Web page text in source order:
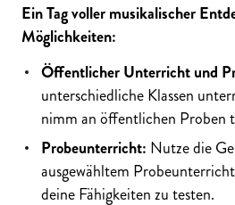
Ein Tag voller musikalischer
Möglichkeiten:
Öffentlicher Unterricht und
unterschiedliche Klassen
nimm an öffentlichen Proben
Probeunterricht: Nutze die
ausgewähltem
deine Fähigkeiten zu testen.